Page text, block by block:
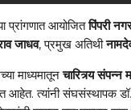
प्रांगणात आयोजित पिंपरी
जाधव,प्रमुख अतिथी
माध्यमातून चारित्र्य संपन्न
आहेत.त्यांनी संघसंस्थापक डॉ